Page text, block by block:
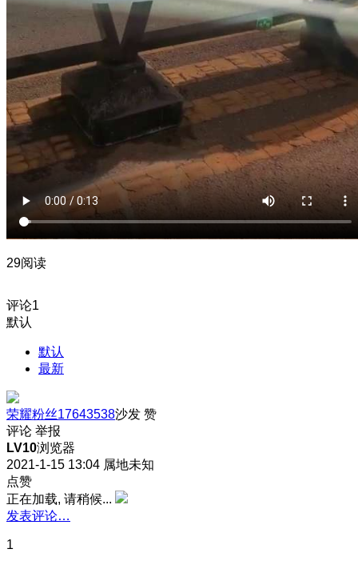
29阅读
评论1
默认
默认
最新
荣耀粉丝17643538沙发 赞
评论 举报
LV10浏览器
2021-1-15 13:04 属地未知
点赞
正在加载, 请稍候...
发表评论…
1